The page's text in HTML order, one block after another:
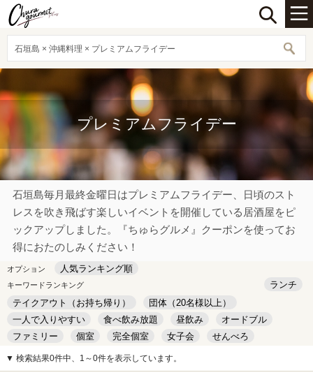
石垣島 × 沖縄料理 × プレミアムフライデー
プレミアムフライデー
石垣島毎月最終金曜日はプレミアムフライデー、日頃のスト
レスを吹き飛ばす楽しいイベントを開催している居酒屋をピ
ックアップしました。『ちゅらグルメ』クーポンを使ってお
得におたのしみください！
オプション 人気ランキング順
キーワードランキング
ランチ
テイクアウト（お持ち帰り）
団体（20名様以上）
一人で入りやすい
食べ飲み放題 昼飲み
オードブル
ファミリー
個室 完全個室 女子会
せんべろ
キッズルーム
安い デート
▼ 検索結果0件中、1～0件を表示しています。